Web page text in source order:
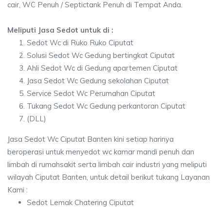
cair, WC Penuh / Septictank Penuh di Tempat Anda.
Meliputi Jasa Sedot untuk di :
Sedot Wc di Ruko Ruko Ciputat
Solusi Sedot Wc Gedung bertingkat Ciputat
Ahli Sedot Wc di Gedung apartemen Ciputat
Jasa Sedot Wc Gedung sekolahan Ciputat
Service Sedot Wc Perumahan Ciputat
Tukang Sedot Wc Gedung perkantoran Ciputat
(DLL)
Jasa Sedot Wc Ciputat Banten kini setiap harinya
beroperasi untuk menyedot wc kamar mandi penuh dan
limbah di rumahsakit serta limbah cair industri yang meliputi
wilayah Ciputat Banten, untuk detail berikut tukang Layanan
Kami :
Sedot Lemak Chatering Ciputat